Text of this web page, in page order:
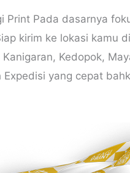
Print Pada dasarnya
kirim ke lokasi kamu
Kedopok,
Expedisi yang cepat